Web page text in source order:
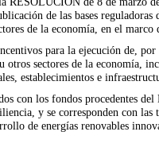
de las bases
de la economía, en el
para la ejecución de,
sectores de la economía,
establecimientos e
con los fondos procedentes
y se corresponden con
de energías renovables